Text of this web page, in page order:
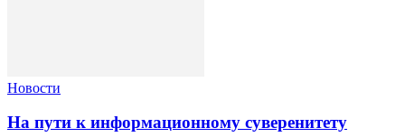
Новости
На пути к информационному суверенитету